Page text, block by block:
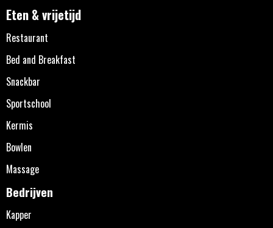
Eten & vrijetijd
Restaurant
Bed and Breakfast
Snackbar
Sportschool
Kermis
Bowlen
Massage
Bedrijven
Kapper